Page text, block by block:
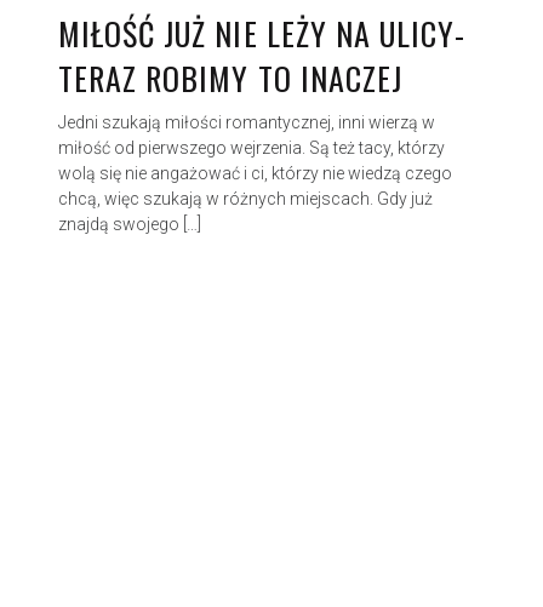
MIŁOŚĆ JUŻ NIE LEŻY NA ULICY-
TERAZ ROBIMY TO INACZEJ
Jedni szukają miłości romantycznej, inni wierzą w
miłość od pierwszego wejrzenia. Są też tacy, którzy
wolą się nie angażować i ci, którzy nie wiedzą czego
chcą, więc szukają w różnych miejscach. Gdy już
znajdą swojego […]